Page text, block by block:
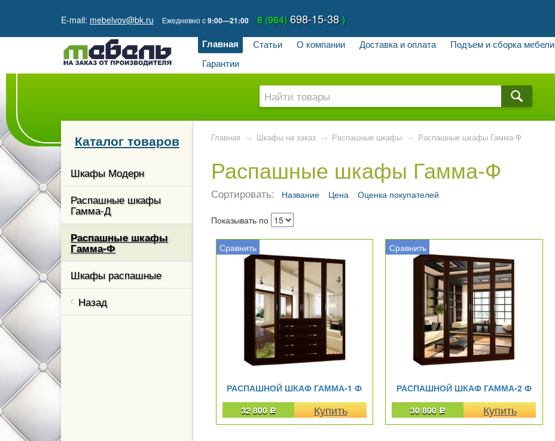
E-mail: mebelvov@bk.ru Ежедневноc9:00—21:00 8 (964) 698-15-38)
Главная Статьи О компании Доставка и оплата Подъем и сборка мебели
Гарантии
Каталог товаров
Шкафы Модерн
Распашные шкафы
Гамма-Д
Распашные шкафы
Гамма-Ф
Шкафы распашные
Назад
Главная → Шкафы на заказ → Распашные шкафы → Распашные шкафы Гамма-Ф
Распашные шкафы Гамма-Ф
Сортировать: Название Цена Оценка покупателей
Показывать по
РАСПАШНОЙ ШКАФ ГАММА-1 Ф
32 800 Р
Сравнить
РАСПАШНОЙ ШКАФ ГАММА-2 Ф
30 800 Р
Сравнить